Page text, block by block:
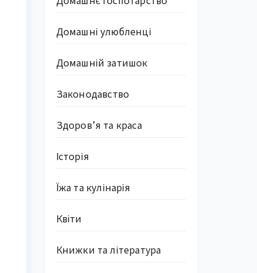
Домашні улюбленці
Домашній затишок
Законодавство
Здоров’я та краса
Історія
Їжа та кулінарія
Квіти
Книжки та література